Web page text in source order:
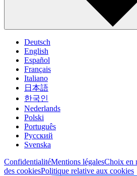
Deutsch
English
Español
Français
Italiano
日本語
한국인
Nederlands
Polski
Português
Pусский
Svenska
ConfidentialitéMentions légalesChoix en
des cookiesPolitique relative aux cookies